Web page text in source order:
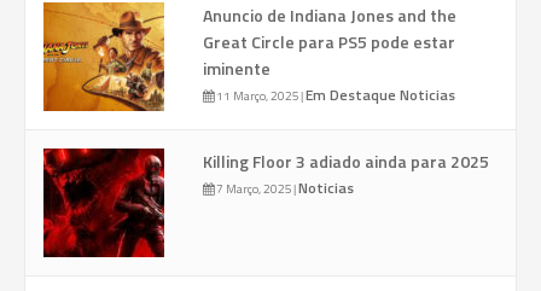
Anuncio de Indiana Jones and the
Great Circle para PS5 pode estar
iminente
11 Março, 2025|Em Destaque Noticias
Killing Floor 3 adiado ainda para 2025
7 Março, 2025|Noticias